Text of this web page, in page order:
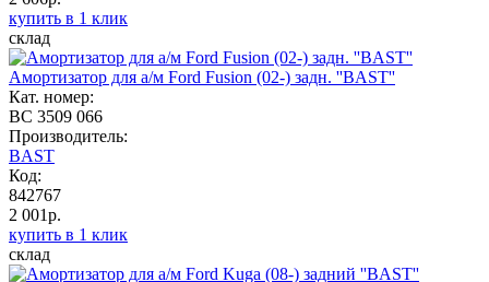
купить в 1 клик
склад
Амортизатор для а/м Ford Fusion (02-) задн. ''BAST''
Кат. номер:
BC 3509 066
Производитель:
BAST
Код:
842767
2 001р.
купить в 1 клик
склад